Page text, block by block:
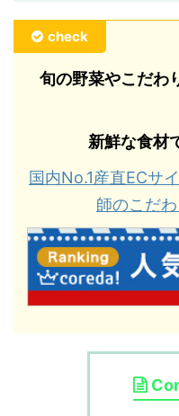
check
旬の野菜やこだわ
新鮮な食材
国内No.1産直ECサ
師のこだ